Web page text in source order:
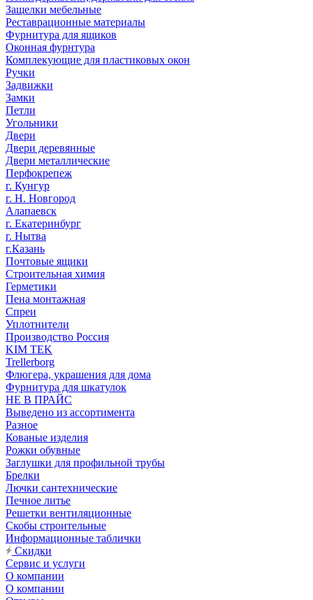
Защелки мебельные
Реставрационные материалы
Фурнитура для ящиков
Оконная фурнтура
Комплекующие для пластиковых окон
Ручки
Задвижки
Замки
Петли
Угольники
Двери
Двери деревянные
Двери металлические
Перфокрепеж
г. Кунгур
г. Н. Новгород
Алапаевск
г. Екатеринбург
г. Нытва
г.Казань
Почтовые ящики
Строительная химия
Герметики
Пена монтажная
Спреи
Уплотнители
Производство Россия
KIM TEK
Trellerborg
Флюгера, украшения для дома
Фурнитура для шкатулок
НЕ В ПРАЙС
Выведено из ассортимента
Разное
Кованые изделия
Рожки обувные
Заглушки для профильной трубы
Брелки
Лючки сантехнические
Печное литье
Решетки вентиляционные
Скобы строительные
Информационные таблички
Скидки
Сервис и услуги
О компании
О компании